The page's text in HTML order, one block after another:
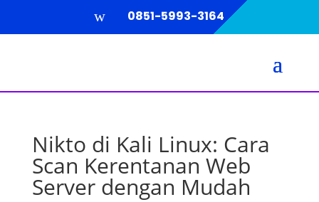
w 0851-5993-3164
Nikto di Kali Linux: Cara
Scan Kerentanan Web
Server dengan Mudah